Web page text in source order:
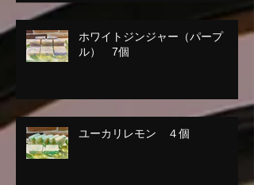
ホワイトジンジャー（パープ
ル） 7個
ユーカリレモン ４個